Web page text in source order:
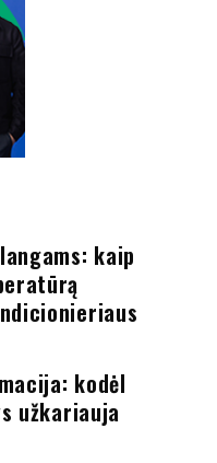
kaip
kodėl
užkariauja